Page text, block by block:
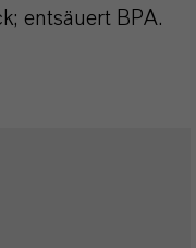
entsäuert BPA.